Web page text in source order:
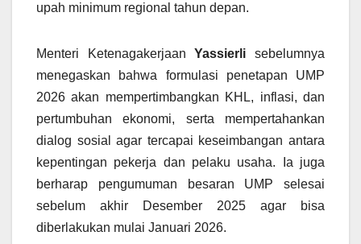
upah minimum regional tahun depan.
Menteri KetenagakerjaanYassierli sebelumnya
menegaskan bahwa formulasi penetapan UMP
2026 akan mempertimbangkan KHL, inflasi, dan
pertumbuhan ekonomi, serta mempertahankan
dialog sosial agar tercapai keseimbangan antara
kepentingan pekerja dan pelaku usaha. Ia juga
berharap pengumuman besaran UMP selesai
sebelum akhir Desember 2025 agar bisa
diberlakukan mulai Januari 2026.